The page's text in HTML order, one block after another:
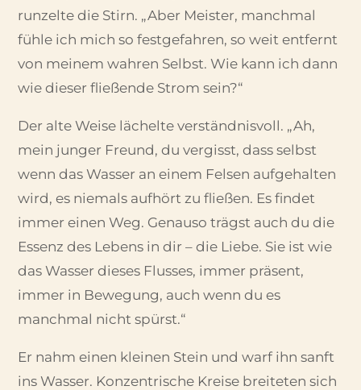
runzelte die Stirn. „Aber Meister, manchmal
fühle ich mich so festgefahren, so weit entfernt
von meinem wahren Selbst. Wie kann ich dann
wie dieser fließende Strom sein?“
Der alte Weise lächelte verständnisvoll. „Ah,
mein junger Freund, du vergisst, dass selbst
wenn das Wasser an einem Felsen aufgehalten
wird, es niemals aufhört zu fließen. Es findet
immer einen Weg. Genauso trägst auch du die
Essenz des Lebens in dir – die Liebe. Sie ist wie
das Wasser dieses Flusses, immer präsent,
immer in Bewegung, auch wenn du es
manchmal nicht spürst.“
Er nahm einen kleinen Stein und warf ihn sanft
ins Wasser. Konzentrische Kreise breiteten sich